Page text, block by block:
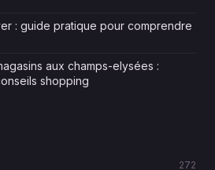
: guide pratique pour comprendre
aux champs-elysées :
shopping
272